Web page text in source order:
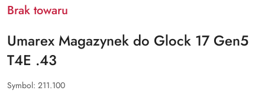
Brak towaru
Umarex Magazynek do Glock 17 Gen5
T4E .43
Symbol: 211.100